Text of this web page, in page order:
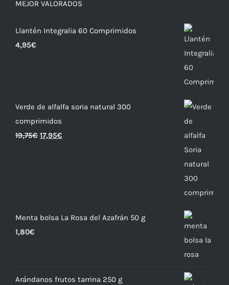
MEJOR VALORADOS
Llantén Integralia 60 Comprimidos
4,95€
Verde de alfalfa soria natural 300
comprimidos
19,75€ 17,95€
Menta bolsa La Rosa del Azafrán 50 g
1,80€
Arándanos frutos tarrina 250 g